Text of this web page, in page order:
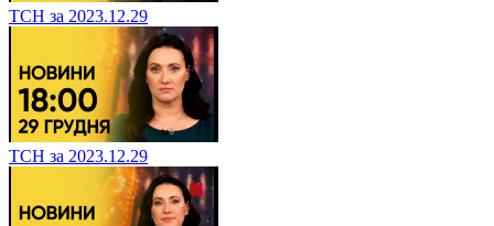
ТСН за 2023.12.29
ТСН за 2023.12.29